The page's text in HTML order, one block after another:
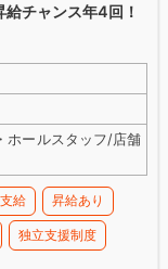
チャンス年4回！
ホールスタッフ/店舗
給 昇給あり
独立支援制度